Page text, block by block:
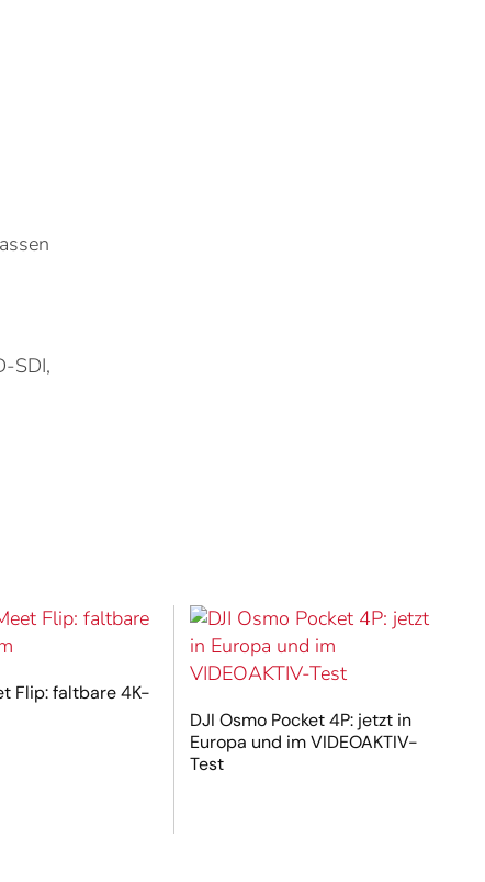
SDI,
Flip: faltbare 4K-
DJI Osmo Pocket 4P: jetzt in
Europa und im VIDEOAKTIV-
Test